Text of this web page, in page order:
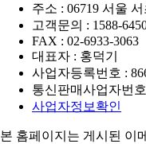
주소 : 06719 서울
고객문의 : 1588-
FAX : 02-6933-3063
대표자 : 홍덕기
사업자등록번호 :
통신판매사업자번
사업자정보확인
본 홈페이지는 게시된 이